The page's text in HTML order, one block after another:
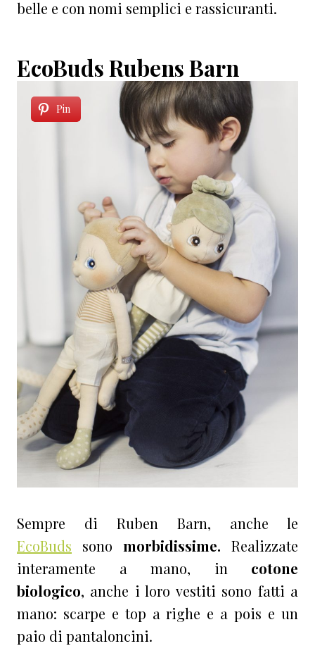
belle e con nomi semplici e rassicuranti.
EcoBuds Rubens Barn
Pin
Sempre di Ruben Barn, anche le
EcoBuds sono morbidissime. Realizzate
interamente a mano, in cotone
biologico, anche i loro vestiti sono fatti a
mano: scarpe e top a righe e a pois e un
paio di pantaloncini.